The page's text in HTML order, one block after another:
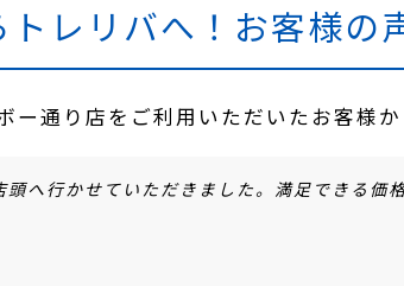
レリバへ！お客様の
ー通り店をご利用いただいたお客様
頭へ行かせていただきました。満足できる